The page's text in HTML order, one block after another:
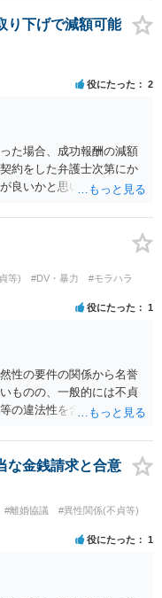
判断されます。 ご記載の
性交渉がないのであれ
れます。他方で、性交渉
係の態様によっては、婚
慰謝料支払義務が肯定さ
れているのであれば、車
と、そもそもの慰謝料額
しょう。
り下げで減額可能
役にたった 2
た場合、成功報酬の減額
約をした弁護士次第にか
良いかと思います。ご参
等) #DV・暴力
#モラハラ
役にたった 1
性の要件の関係から名誉
ものの、一般的には不貞
の違法性を含む行為で
的かと思います。
な金銭請求と合意
#離婚協議
#異性関係(不貞等)
役にたった 1